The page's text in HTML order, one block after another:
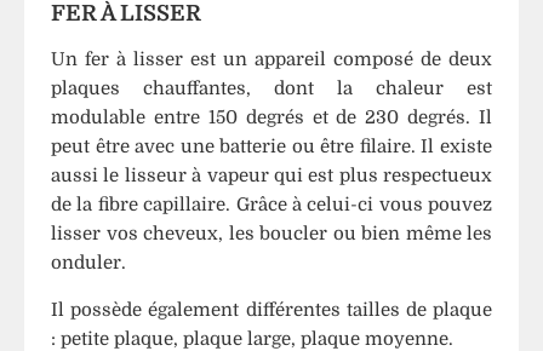
COLORÉES
PERRUQUES
NATURELLES
D'EMMA
Perruques
Vertes
Perruques
Perruques
Queue
De
Bouclée
Queue
Cheval
Lisse
Portes
De
Perruque
FER À LISSER
Un fer à lisser est un appareil composé de deux
plaques chauffantes, dont la chaleur est
modulable entre 150 degrés et de 230 degrés. Il
peut être avec une batterie ou être filaire. Il existe
aussi le lisseur à vapeur qui est plus respectueux
de la fibre capillaire. Grâce à celui-ci vous pouvez
lisser vos cheveux, les boucler ou bien même les
onduler.
Il possède également différentes tailles de plaque
: petite plaque, plaque large, plaque moyenne.